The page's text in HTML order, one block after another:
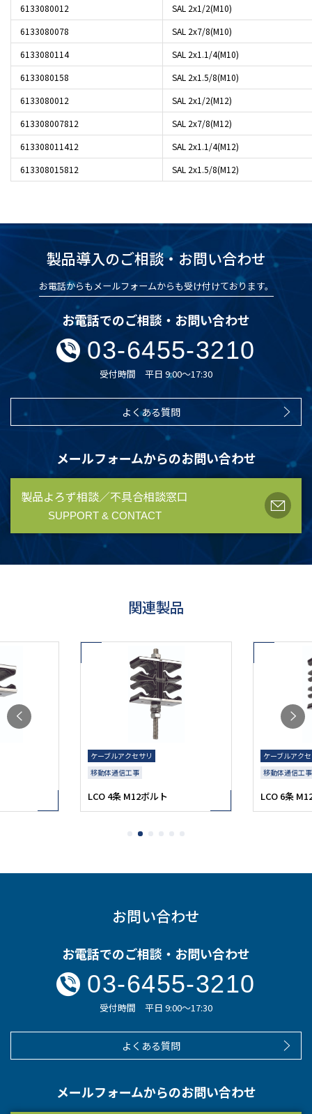
6133080012
SAL 2x1/2(M10)
6133080078
SAL 2x7/8(M10)
6133080114
SAL 2x1.1/4(M10)
6133080158
SAL 2x1.5/8(M10)
6133080012
SAL 2x1/2(M12)
613308007812
SAL 2x7/8(M12)
613308011412
SAL 2x1.1/4(M12)
613308015812
SAL 2x1.5/8(M12)
製品導入のご相談・お問い合わせ
お電話からもメールフォームからも受け付けております。
お電話でのご相談・お問い合わせ
03-6455-3210
受付時間 平日 9:00～17:30
よくある質問
メールフォームからのお問い合わせ
製品よろず相談／不具合相談窓口
SUPPORT & CONTACT
関連製品
ケーブルアクセサリ
移動体通信工事
LCO 4条 M12ボルト
ケーブルアク
移動体通信工事
LCO 6条
お問い合わせ
お電話でのご相談・お問い合わせ
03-6455-3210
受付時間 平日 9:00～17:30
よくある質問
メールフォームからのお問い合わせ